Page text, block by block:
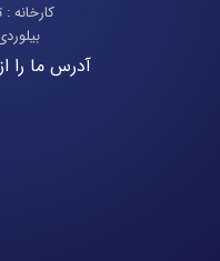
​​​​​​​کارخانه
آدرس ما را